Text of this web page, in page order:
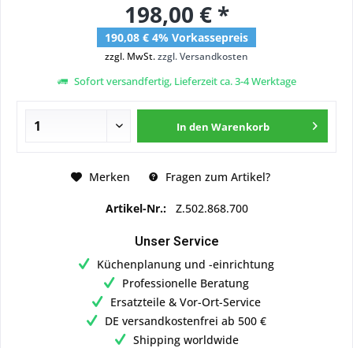
198,00 € *
190,08 € 4% Vorkassepreis
zzgl. MwSt.zzgl. Versandkosten
Sofort versandfertig, Lieferzeit ca. 3-4 Werktage
In den Warenkorb
Merken Fragen zum Artikel?
Artikel-Nr.: Z.502.868.700
Unser Service
Küchenplanung und -einrichtung
Professionelle Beratung
Ersatzteile & Vor-Ort-Service
DE versandkostenfrei ab 500 €
Shipping worldwide